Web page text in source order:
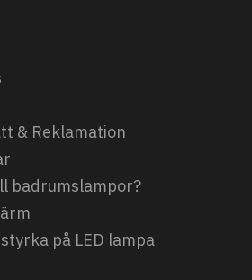
& Reklamation
badrumslampor?
på LED lampa